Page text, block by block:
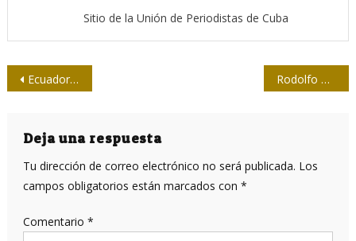
Sitio de la Unión de Periodistas de Cuba
Navegación
entradas
Ecuador: un escándalo que muchos periodistas y medios ignoran Rodolfo Walsh sigue venciendo
Deja una respuesta
Tu dirección de correo electrónico no será publicada. Los
campos obligatorios están marcados con *
Comentario *